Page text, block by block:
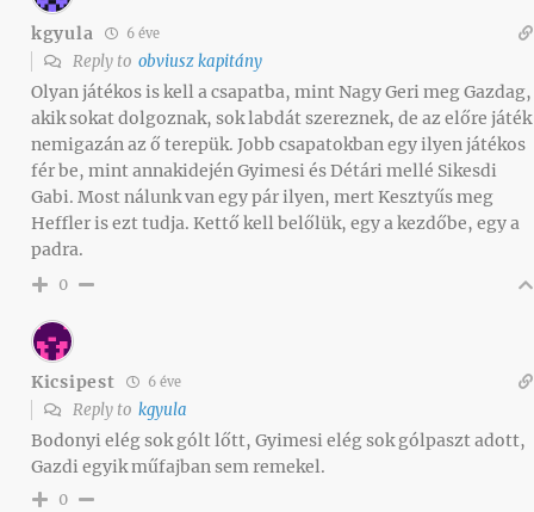
kgyula 6 éve
Reply to obviusz kapitány
Olyan játékos is kell a csapatba, mint Nagy Geri meg Gazdag,
akik sokat dolgoznak, sok labdát szereznek, de az előre játék
nemigazán az ő terepük. Jobb csapatokban egy ilyen játékos
fér be, mint annakidején Gyimesi és Détári mellé Sikesdi
Gabi. Most nálunk van egy pár ilyen, mert Kesztyűs meg
Heffler is ezt tudja. Kettő kell belőlük, egy a kezdőbe, egy a
padra.
0
Kicsipest 6 éve
Reply to kgyula
Bodonyi elég sok gólt lőtt, Gyimesi elég sok gólpaszt adott,
Gazdi egyik műfajban sem remekel.
0